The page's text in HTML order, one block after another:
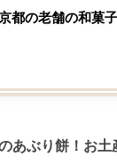
都の老舗の和菓子
あぶり餅！お土